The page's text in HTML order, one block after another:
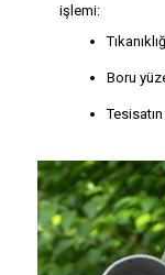
işlemi:
Boru